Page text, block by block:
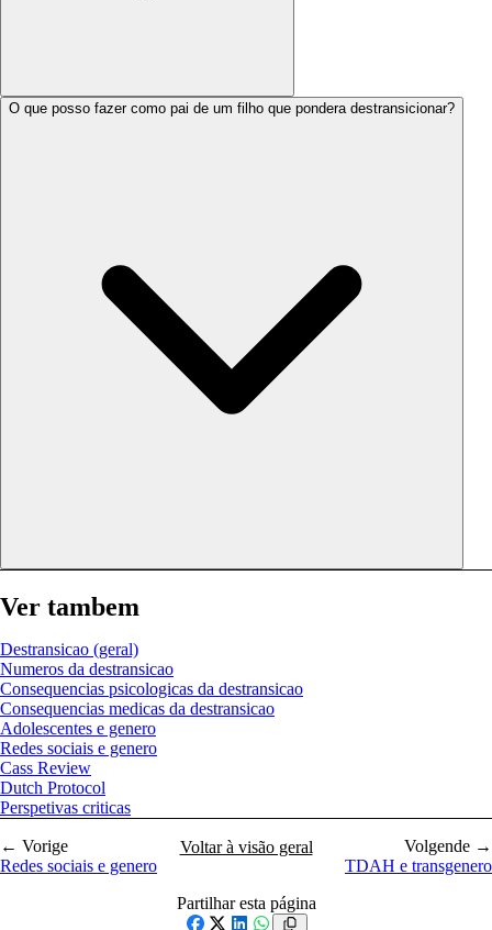
O que posso fazer como pai de um filho que pondera destransicionar?
Ver tambem
Destransicao (geral)
Numeros da destransicao
Consequencias psicologicas da destransicao
Consequencias medicas da destransicao
Adolescentes e genero
Redes sociais e genero
Cass Review
Dutch Protocol
Perspetivas criticas
← Vorige
Redes sociais e genero
Voltar à visão geral
Volgende →
TDAH e transgenero
Partilhar esta página